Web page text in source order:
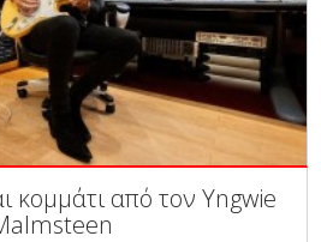
κομμάτι από τον Yngwie